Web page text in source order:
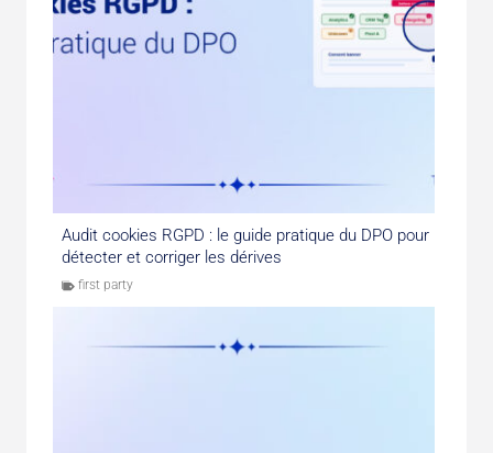
Audit cookies RGPD : le guide pratique du DPO pour
détecter et corriger les dérives
first party